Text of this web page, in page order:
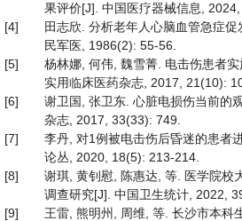
果评价[J]. 中国医疗器械信息, 2024,
[4]
田志欣. 分析老年人心脑血管急症
民军医, 1986(2): 55-56.
[5]
杨林娜, 何伟, 魏雪菁. 电击伤患者
实用临床医药杂志, 2017, 21(10):
[6]
谢卫国, 张卫东. 心脏电损伤当前的
杂志, 2017, 33(33): 749.
[7]
李丹, 对1例被电击伤后昏迷的患者
论丛, 2020, 18(5): 213-214.
[8]
谢琪, 黄钊慰, 陈惠达, 等. 医学院校
调查研究[J]. 中国卫生统计, 2022,
[9]
王雷, 熊明州, 周维, 等. 长沙市本科